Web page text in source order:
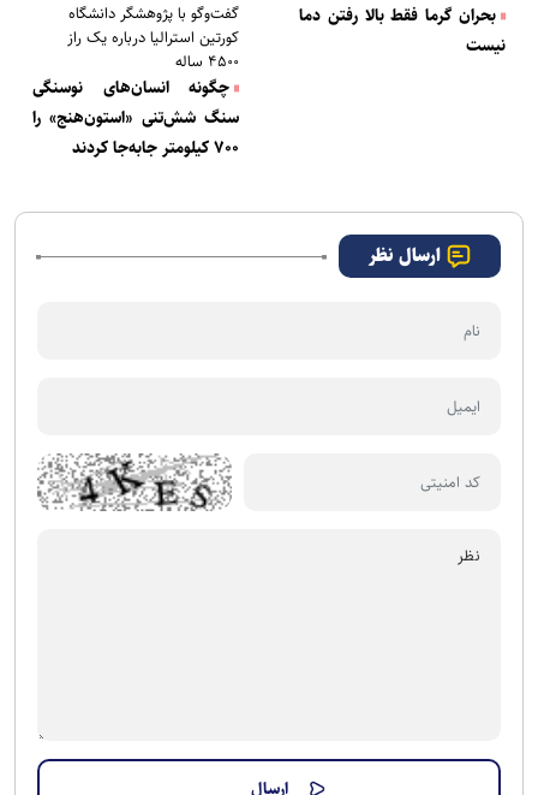
بحران گرما فقط بالا رفتن دما
نیست
گفت‌و‌گو با پژوهشگر دانشگاه
کورتین استرالیا درباره یک راز
۴۵۰۰ ساله
چگونه انسان‌های نوسنگی
سنگ شش‌تنی «استون‌هنج» را
۷۰۰ کیلومتر جابه‌جا کردند
ارسال نظر